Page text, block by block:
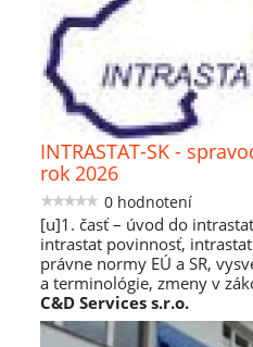
INTRASTAT-SK -
rok 2026
0 hodnotení
[u]1. časť – úvod do
intrastat povinnosť,
právne normy EÚ a SR,
a terminológie, zmeny v
C&D Services s.r.o.